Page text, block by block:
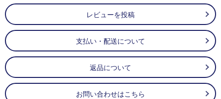
レビューを投稿
支払い・配送について
返品について
お問い合わせはこちら